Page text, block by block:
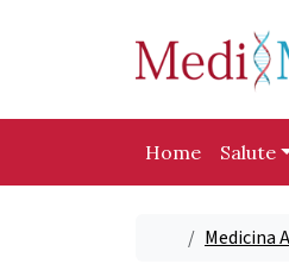
Home Salute
HomeMedicina